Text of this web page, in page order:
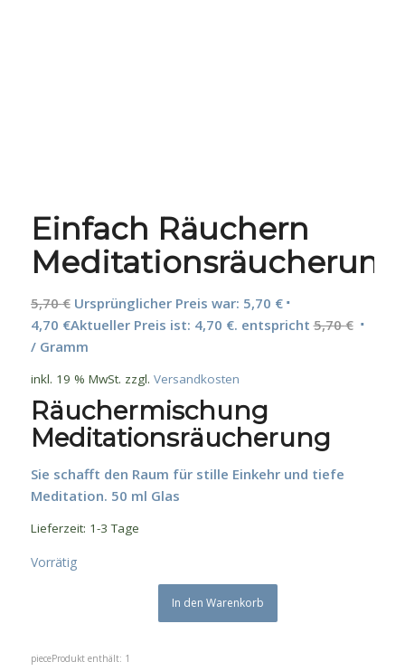
Einfach Räuchern
Meditationsräucherung
5,70€ Ursprünglicher Preis war: 5,70 €
4,70 €Aktueller Preis ist: 4,70 €. entspricht5,70€
/ Gramm
inkl. 19 % MwSt. zzgl. Versandkosten
Räuchermischung
Meditationsräucherung
Sie schafft den Raum für stille Einkehr und tiefe
Meditation. 50 ml Glas
Lieferzeit: 1-3 Tage
Vorrätig
In den Warenkorb
Produkt enthält: 1
piece